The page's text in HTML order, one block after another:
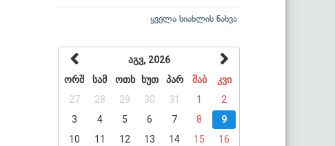
ყველა სიახლის ნახვა
აგვ, 2026
ორშ
სამ ოთხ ხუთ პარ შაბ
კვი
27
28 29 30 31 1
2
3
4 5 6 7 8
9
10
11 12 13 14 15
16